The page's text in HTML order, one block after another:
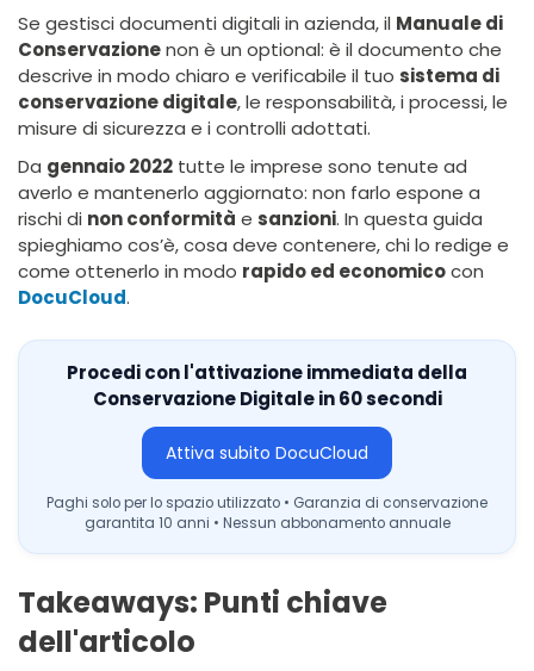
Se gestisci documenti digitali in azienda, il Manuale di
Conservazionenon è un optional: è il documento che
descrive in modo chiaro e verificabile il tuo sistema di
conservazione digitale, le responsabilità, i processi, le
misure di sicurezza e i controlli adottati.
Da gennaio 2022 tutte le imprese sono tenute ad
averlo e mantenerlo aggiornato: non farlo espone a
rischi di non conformità e sanzioni. In questa guida
spieghiamo cos’è, cosa deve contenere, chi lo redige e
come ottenerlo in modo rapido ed economicocon
DocuCloud.
Procedi con l'attivazione immediata della
Conservazione Digitale in 60 secondi
Attiva subito DocuCloud
Paghi solo per lo spazio utilizzato • Garanzia di conservazione
garantita 10 anni • Nessun abbonamento annuale
Takeaways: Punti chiave
dell'articolo